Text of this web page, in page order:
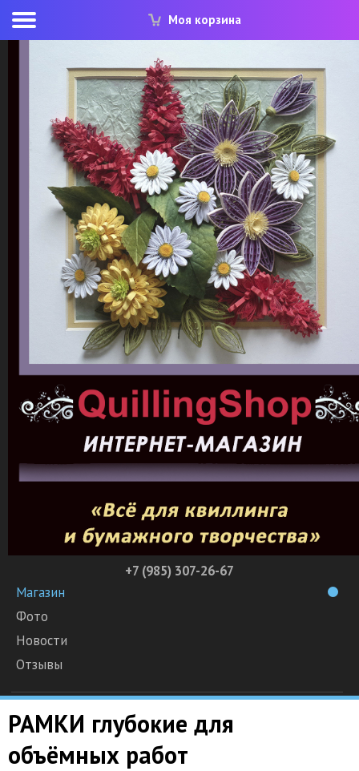
Моя корзина
+7 (985) 307-26-67
Магазин
Фото
Новости
Отзывы
РАМКИ глубокие для
объёмных работ